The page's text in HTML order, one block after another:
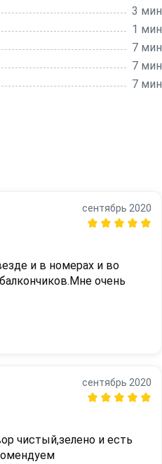
3 мин
1 мин
7 мин
7 мин
7 мин
сентябрь 2020
и в номерах и во
очень
сентябрь 2020
чистый,зелено и есть